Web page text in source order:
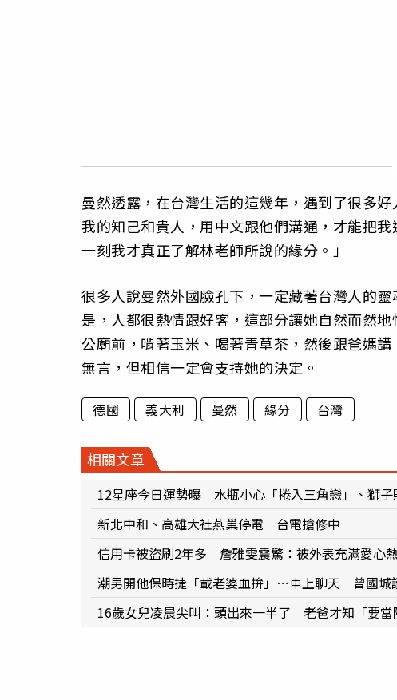
曼然透露，在台灣生活的這幾年，遇到了很多
我的知己和貴人，用中文跟他們溝通，才能把
一刻我才真正了解林老師所說的緣分。」
很多人說曼然外國臉孔下，一定藏著台灣人的
是，人都很熱情跟好客，這部分讓她自然而然
公廟前，啃著玉米、喝著青草茶，然後跟爸媽
無言，但相信一定會支持她的決定。
德國 義大利 曼然 緣分 台灣
相關文章
12星座今日運勢曝 水瓶小心「捲入三角戀」、獅子
新北中和、高雄大社燕巢停電 台電搶修中
信用卡被盜刷2年多 詹雅雯震驚：被外表充滿愛心
潮男開他保時捷「載老婆血拚」…車上聊天 曾國城
16歲女兒凌晨尖叫：頭出來一半了 老爸才知「要